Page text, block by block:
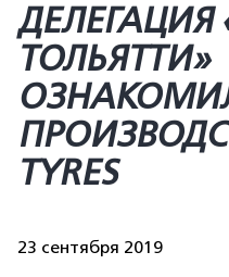
ДЕЛЕГАЦИЯ
ТОЛЬЯТТИ»
TYRES
23 сентября 2019